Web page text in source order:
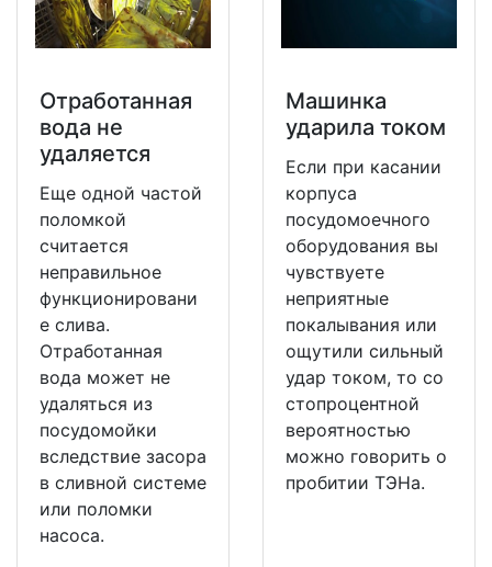
Отработанная
вода не
удаляется
Еще одной частой
поломкой
считается
неправильное
функционировани
е слива.
Отработанная
вода может не
удаляться из
посудомойки
вследствие засора
в сливной системе
или поломки
насоса.
Машинка
ударила током
Если при касании
корпуса
посудомоечного
оборудования вы
чувствуете
неприятные
покалывания или
ощутили сильный
удар током, то со
стопроцентной
вероятностью
можно говорить о
пробитии ТЭНа.